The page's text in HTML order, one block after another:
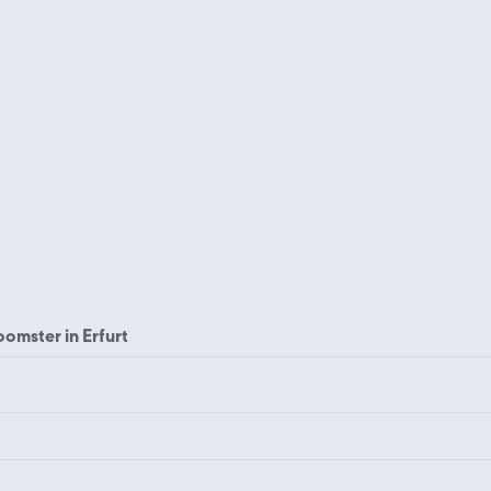
in Erfurt